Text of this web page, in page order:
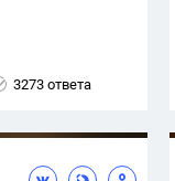
3273 ответа